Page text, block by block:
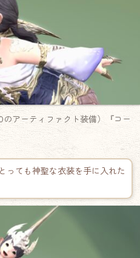
アーティファクト装備）『コー
っても神聖な衣装を手に入れた